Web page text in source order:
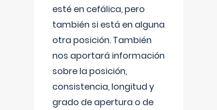
esté en cefálica, pero
también si está en alguna
otra posición. También
nos aportará información
sobre la posición,
consistencia, longitud y
grado de apertura o de